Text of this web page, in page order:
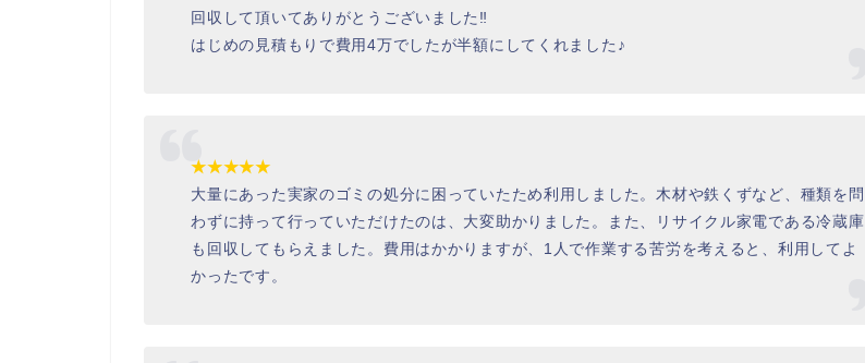
回収して頂いてありがとうございました‼︎
はじめの見積もりで費用4万でしたが半額にしてくれました♪
★★★★★
大量にあった実家のゴミの処分に困っていたため利用しました。木材や鉄くずなど、種類を問
わずに持って行っていただけたのは、大変助かりました。また、リサイクル家電である冷蔵庫
も回収してもらえました。費用はかかりますが、1人で作業する苦労を考えると、利用してよ
かったです。